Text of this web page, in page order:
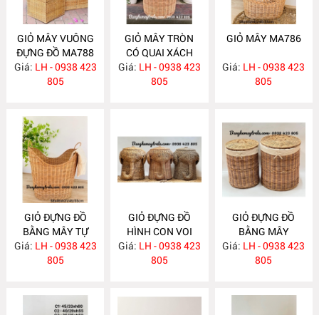
GIỎ MÂY VUÔNG
ĐỰNG ĐỒ MA788
Giá: LH - 0938 423
805
GIỎ MÂY TRÒN
CÓ QUAI XÁCH
MA787
Giá: LH - 0938 423
805
GIỎ MÂY MA786
Giá: LH - 0938 423
805
GIỎ ĐỰNG ĐỒ
BẰNG MÂY TỰ
NHIÊN MA785
Giá: LH - 0938 423
805
GIỎ ĐỰNG ĐỒ
HÌNH CON VOI
MA775
Giá: LH - 0938 423
805
GIỎ ĐỰNG ĐỒ
BẰNG MÂY
MA774
Giá: LH - 0938 423
805